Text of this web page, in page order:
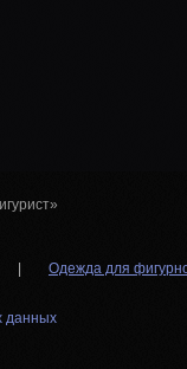
| Одежда для
данных